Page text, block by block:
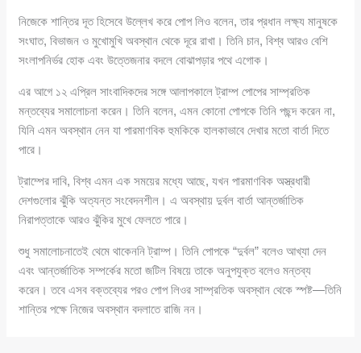
নিজেকে শান্তির দূত হিসেবে উল্লেখ করে পোপ লিও বলেন, তার প্রধান লক্ষ্য মানুষকে
সংঘাত, বিভাজন ও মুখোমুখি অবস্থান থেকে দূরে রাখা। তিনি চান, বিশ্ব আরও বেশি
সংলাপনির্ভর হোক এবং উত্তেজনার বদলে বোঝাপড়ার পথে এগোক।
এর আগে ১২ এপ্রিল সাংবাদিকদের সঙ্গে আলাপকালে ট্রাম্প পোপের সাম্প্রতিক
মন্তব্যের সমালোচনা করেন। তিনি বলেন, এমন কোনো পোপকে তিনি পছন্দ করেন না,
যিনি এমন অবস্থান নেন যা পারমাণবিক হুমকিকে হালকাভাবে দেখার মতো বার্তা দিতে
পারে।
ট্রাম্পের দাবি, বিশ্ব এমন এক সময়ের মধ্যে আছে, যখন পারমাণবিক অস্ত্রধারী
দেশগুলোর ঝুঁকি অত্যন্ত সংবেদনশীল। এ অবস্থায় দুর্বল বার্তা আন্তর্জাতিক
নিরাপত্তাকে আরও ঝুঁকির মুখে ফেলতে পারে।
শুধু সমালোচনাতেই থেমে থাকেননি ট্রাম্প। তিনি পোপকে “দুর্বল” বলেও আখ্যা দেন
এবং আন্তর্জাতিক সম্পর্কের মতো জটিল বিষয়ে তাকে অনুপযুক্ত বলেও মন্তব্য
করেন। তবে এসব বক্তব্যের পরও পোপ লিওর সাম্প্রতিক অবস্থান থেকে স্পষ্ট—তিনি
শান্তির পক্ষে নিজের অবস্থান বদলাতে রাজি নন।